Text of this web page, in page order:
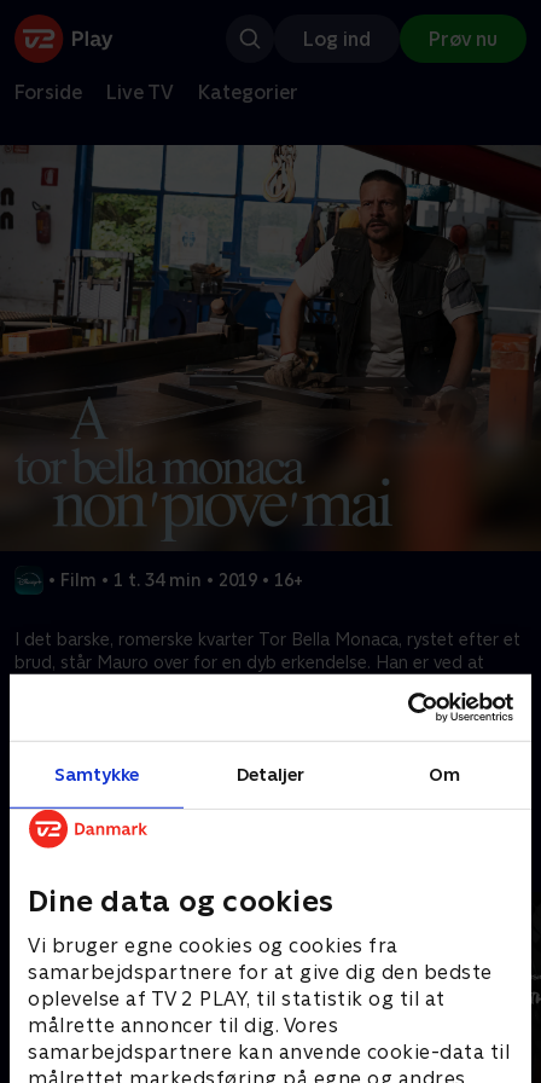
Samtykke Detaljer Om
Dine data og cookies
Vi bruger egne cookies og cookies fra
samarbejdspartnere for at give dig den bedste
oplevelse af TV 2 PLAY, til statistik og til at
målrette annoncer til dig. Vores
samarbejdspartnere kan anvende cookie-data til
Log ind Prøv nu
Forside Live TV Kategorier
• Film • 1 t. 34 min • 2019 • 16+
I det barske, romerske kvarter Tor Bella Monaca, rystet efter et
brud, står Mauro over for en dyb erkendelse. Han er ved at
Kræver tilkøb